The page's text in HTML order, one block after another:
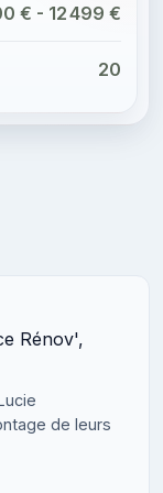
€ - 12 499 €
20
Rénov',
de leurs